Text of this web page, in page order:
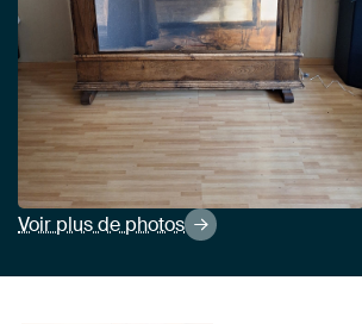
Voir plus de photos